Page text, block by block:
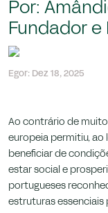
indevida de dados
transparência,
possibilidade
bases de dados de
sucedido e
Por:
Fundador e
Egor: Dez 18, 2025
Ao contrário de
europeia permitiu, ao
beneficiar de
estar social e
portugueses
estruturas essenciais